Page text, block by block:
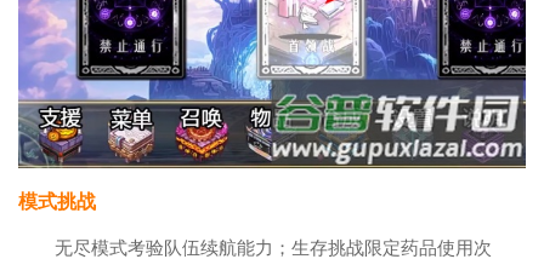
模式挑战
无尽模式考验队伍续航能力；生存挑战限定药品使用次